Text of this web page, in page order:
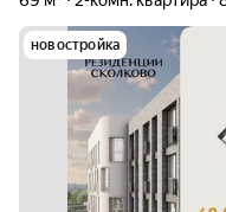
новостройка